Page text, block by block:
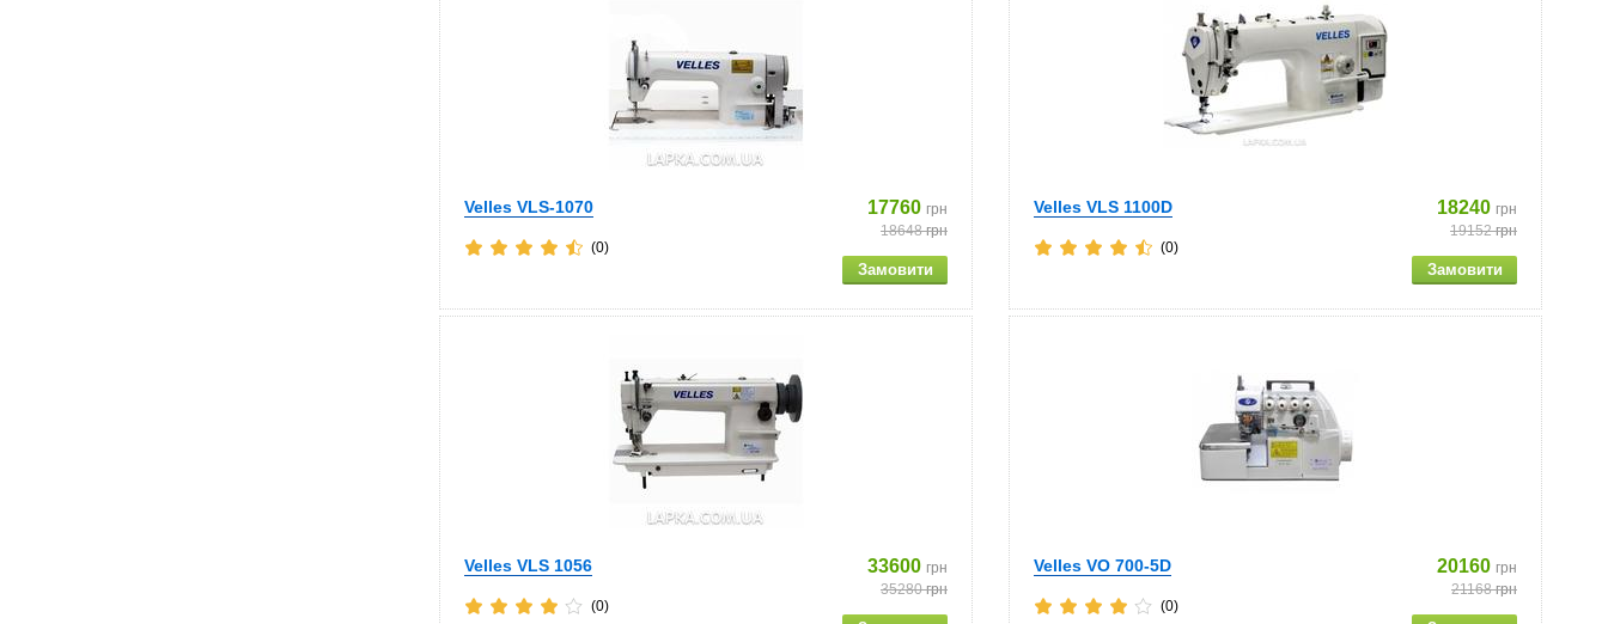
Velles VLS-1070 17760 грн
18648грн
(0)
Velles VLS 1100D 18240 грн
19152грн
(0)
Velles VLS 1056 33600 грн
35280грн
(0)
Velles VO 700-5D 20160 грн
21168грн
(0)